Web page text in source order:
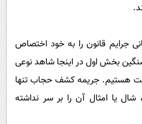
جرایم قانون را به خود اختصاص
بخش اول در اینجا شاهد نوعی
هستیم. جریمه کشف حجاب تنها
یا امثال آن را بر سر نداشته